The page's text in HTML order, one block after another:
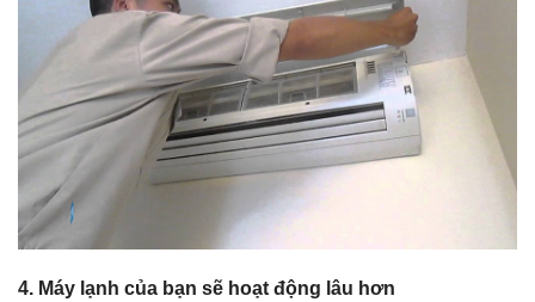
4. Máy lạnh của bạn sẽ hoạt động lâu hơn